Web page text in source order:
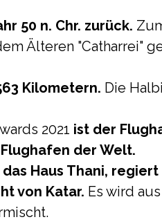
50 n. Chr. zurück.
Älteren "Catharrei"
Kilometern. Die
2021 ist der
der Welt.
Haus Thani,
von Katar. Es wird